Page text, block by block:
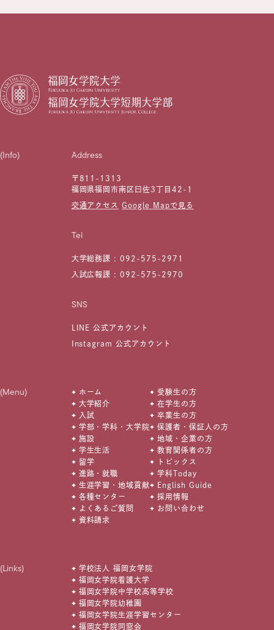
(Info) Address
〒811-1313
福岡県福岡市南区曰佐3丁目42-1
交通アクセス Google Mapで見る
Tel
大学総務課 :092-575-2971
入試広報課 :092-575-2970
SNS
LINE 公式アカウント
Instagram 公式アカウント
(Menu)
ホーム
大学紹介
入試
学部・学科・大学院
施設
学生生活
留学
進路・就職
生涯学習・地域貢献
各種センター
よくあるご質問
資料請求
受験生の方
在学生の方
卒業生の方
保護者・保証人の方
地域・企業の方
教育関係者の方
トピックス
学科Today
English Guide
採用情報
お問い合わせ
(Links)
学校法人 福岡女学院
福岡女学院看護大学
福岡女学院中学校高等学校
福岡女学院幼稚園
福岡女学院生涯学習センター
福岡女学院同窓会